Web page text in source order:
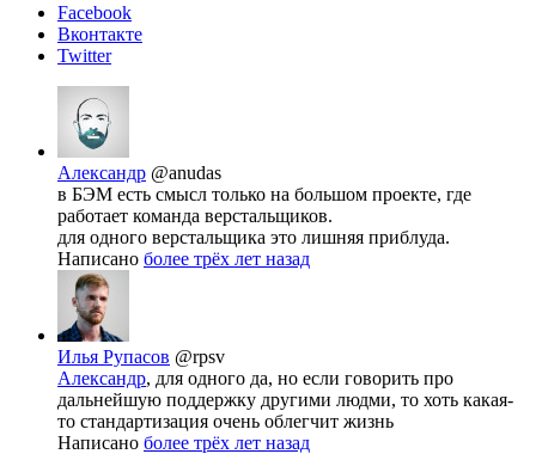
Facebook
Вконтакте
Twitter
Александр @anudas
в БЭМ есть смысл только на большом проекте, где
работает команда верстальщиков.
для одного верстальщика это лишняя приблуда.
Написано более трёх лет назад
Илья Рупасов @rpsv
Александр, для одного да, но если говорить про
дальнейшую поддержку другими людми, то хоть какая-
то стандартизация очень облегчит жизнь
Написано более трёх лет назад